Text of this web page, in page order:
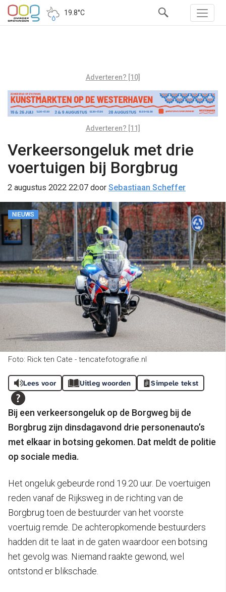
19.8°C
Adverteren? [10]
Adverteren? [11]
Verkeersongeluk met drie
voertuigen bij Borgbrug
2 augustus 2022 22:07 door Sebastiaan Scheffer
NIEUWS
Foto: Rick ten Cate - tencatefotografie.nl
Lees voor Uitleg woorden Simpele tekst
Bij een verkeersongeluk op de Borgweg bij de
Borgbrug zijn dinsdagavond drie personenauto’s
met elkaar in botsing gekomen. Dat meldt de politie
op sociale media.
Het ongeluk gebeurde rond 19.20 uur. De voertuigen
reden vanaf de Rijksweg in de richting van de
Borgbrug toen de bestuurder van het voorste
voertuig remde. De achteropkomende bestuurders
hadden dit te laat in de gaten waardoor een botsing
het gevolg was. Niemand raakte gewond, wel
ontstond er blikschade.